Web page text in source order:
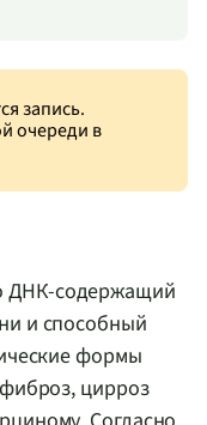
запись.
очереди в
ДНК-содержащий
и способный
формы
цирроз